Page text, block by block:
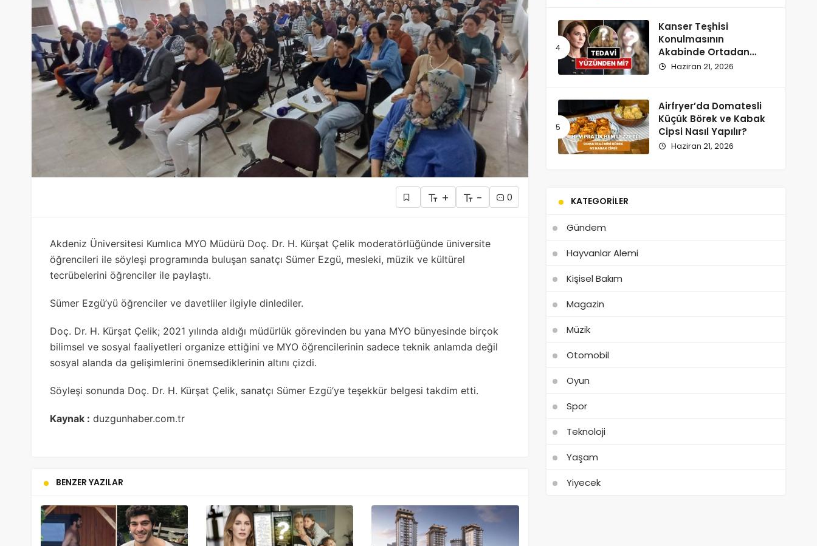
+ - 0
Akdeniz Üniversitesi Kumlıca MYO Müdürü Doç. Dr. H. Kürşat Çelik moderatörlüğünde üniversite
öğrencileri ile söyleşi programında buluşan sanatçı Sümer Ezgü, mesleki, müzik ve kültürel
tecrübelerini öğrenciler ile paylaştı.
Sümer Ezgü’yü öğrenciler ve davetliler ilgiyle dinlediler.
Doç. Dr. H. Kürşat Çelik; 2021 yılında aldığı müdürlük görevinden bu yana MYO bünyesinde birçok
bilimsel ve sosyal faaliyetleri organize ettiğini ve MYO öğrencilerinin sadece teknik anlamda değil
sosyal alanda da gelişimlerini önemsediklerinin altını çizdi.
Söyleşi sonunda Doç. Dr. H. Kürşat Çelik, sanatçı Sümer Ezgü’ye teşekkür belgesi takdim etti.
Kaynak : duzgunhaber.com.tr
BENZER YAZILAR
Kanser Teşhisi
Konulmasının
Akabinde Ortadan
Kaybolan Kate
Doğurdu
Haziran 21, 2026
Airfryer’da Domatesli
Küçük Börek ve Kabak
Cipsi Nasıl Yapılır?
Haziran 21, 2026
KATEGORILER
Gündem
Hayvanlar Alemi
Kişisel Bakım
Magazin
Müzik
Otomobil
Oyun
Spor
Teknoloji
Yaşam
Yiyecek